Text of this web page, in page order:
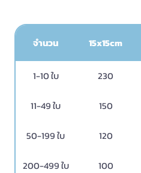
จำนวน 15x15cm
1-10 ใบ 230
11-49 ใบ 150
50-199 ใบ 120
200-499 ใบ 100